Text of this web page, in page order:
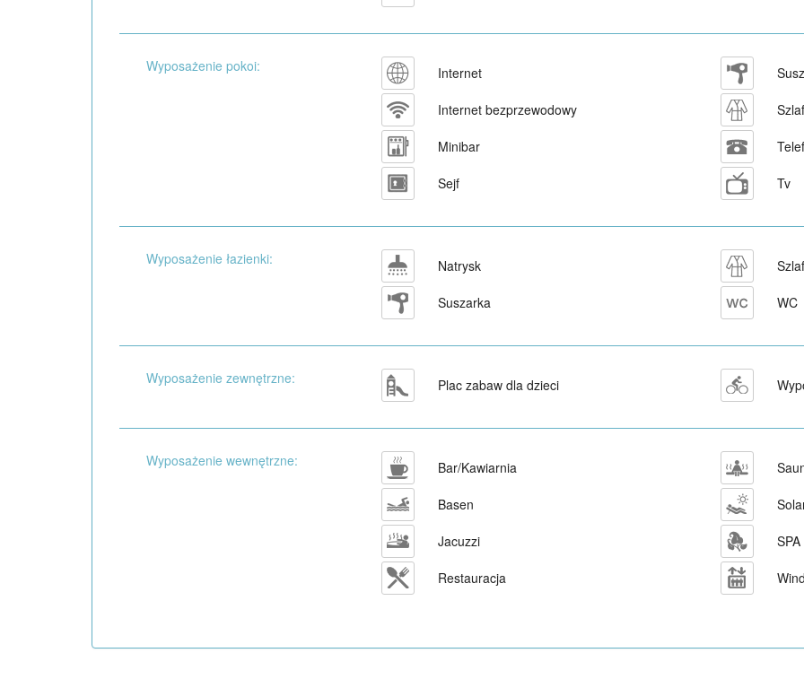
Wyposażenie pokoi: Internet
Internet bezprzewodowy
Minibar
Sejf Tv
Wyposażenie łazienki: Natrysk
Suszarka WC
Wyposażenie zewnętrzne: Plac zabaw dla dzieci
Wyposażenie wewnętrzne: Bar/Kawiarnia
Basen
Jacuzzi
Restauracja